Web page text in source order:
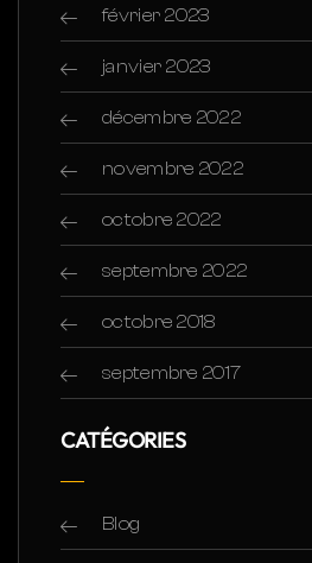
février 2023
janvier 2023
décembre 2022
novembre 2022
octobre 2022
septembre 2022
octobre 2018
septembre 2017
CATÉGORIES
Blog